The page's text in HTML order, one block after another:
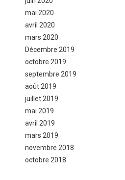
mai 2020
avril 2020
mars 2020
Décembre 2019
octobre 2019
septembre 2019
août 2019
juillet 2019
mai 2019
avril 2019
mars 2019
novembre 2018
octobre 2018